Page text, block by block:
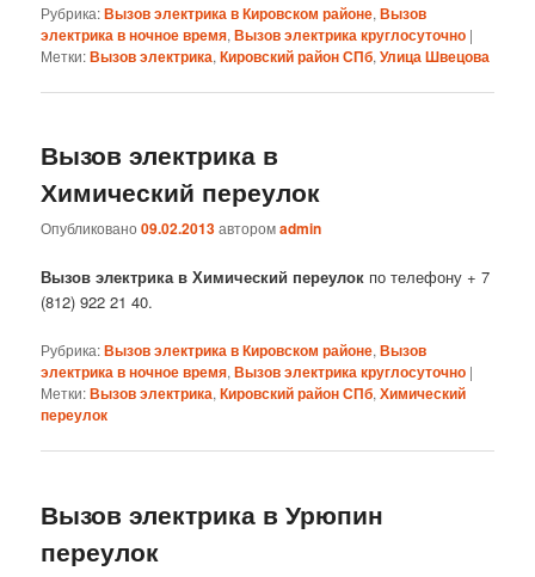
Рубрика:Вызов электрика в Кировском районе,Вызов
электрика в ночное время,Вызов электрика круглосуточно |
Метки:Вызов электрика,Кировский район СПб,Улица Швецова
Вызов электрика в
Химический переулок
Опубликовано09.02.2013авторомadmin
Вызов электрика в Химический переулок по телефону + 7
(812) 922 21 40.
Рубрика:Вызов электрика в Кировском районе,Вызов
электрика в ночное время,Вызов электрика круглосуточно |
Метки:Вызов электрика,Кировский район СПб,Химический
переулок
Вызов электрика в Урюпин
переулок